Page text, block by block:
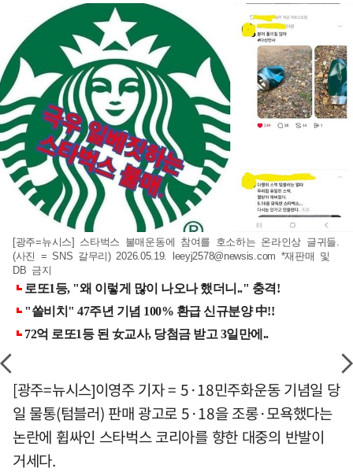
[광주=뉴시스] 스타벅스 불매운동에 참여를 호소하는 온라인상 글귀들.
(사진 = SNS 갈무리) 2026.05.19. leeyj2578@newsis.com *재판매 및
DB 금지
[광주=뉴시스]이영주 기자 = 5·18민주화운동 기념일 당
일 물통(텀블러) 판매 광고로 5·18을 조롱·모욕했다는
논란에 휩싸인 스타벅스 코리아를 향한 대중의 반발이
거세다.